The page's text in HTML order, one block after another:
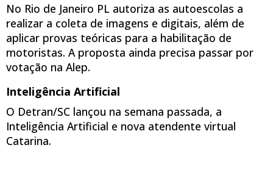
No Rio de Janeiro PL autoriza as autoescolas a
realizar a coleta de imagens e digitais, além de
aplicar provas teóricas para a habilitação de
motoristas. A proposta ainda precisa passar por
votação na Alep.
Inteligência Artificial
O Detran/SC lançou na semana passada, a
Inteligência Artificial e nova atendente virtual
Catarina.